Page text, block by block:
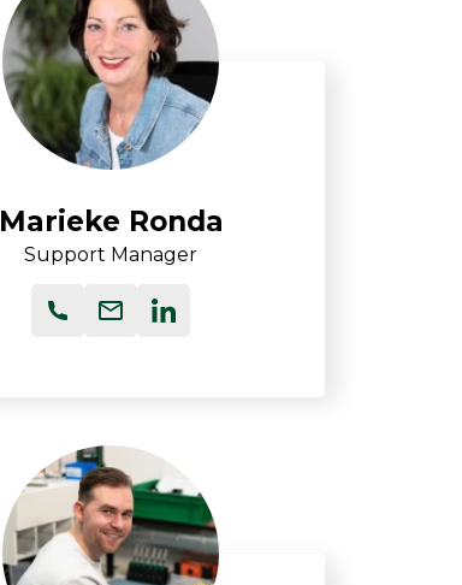
Marieke Ronda
Support Manager